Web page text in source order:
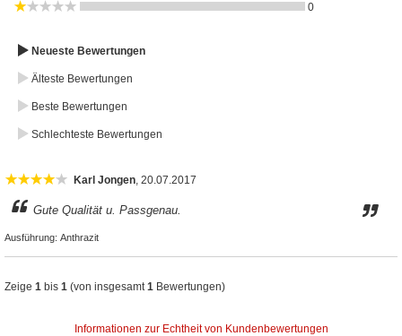
0
Neueste Bewertungen
Älteste Bewertungen
Beste Bewertungen
Schlechteste Bewertungen
Karl Jongen, 20.07.2017
Gute Qualität u. Passgenau.
Ausführung: Anthrazit
Zeige 1 bis 1 (von insgesamt1 Bewertungen)
Informationen zur Echtheit von Kundenbewertungen